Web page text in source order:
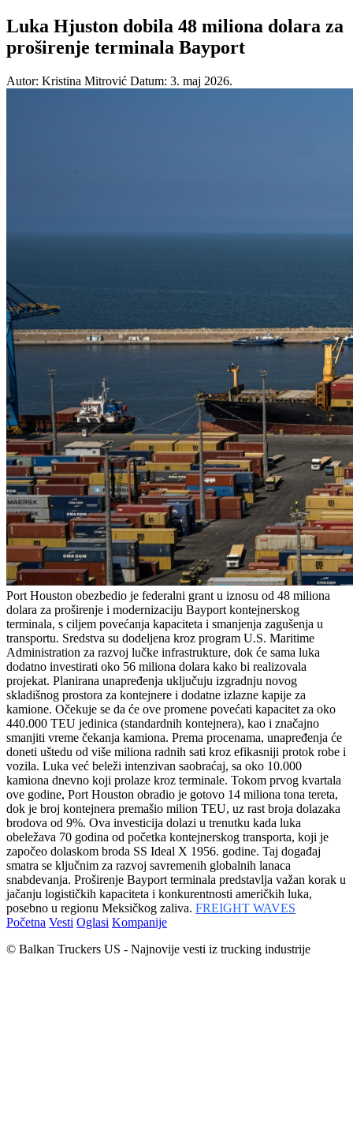
Luka Hjuston dobila 48 miliona dolara za
proširenje terminala Bayport
Autor: Kristina Mitrović Datum: 3. maj 2026.
Port Houston obezbedio je federalni grant u iznosu od 48 miliona
dolara za proširenje i modernizaciju Bayport kontejnerskog
terminala, s ciljem povećanja kapaciteta i smanjenja zagušenja u
transportu. Sredstva su dodeljena kroz program U.S. Maritime
Administration za razvoj lučke infrastrukture, dok će sama luka
dodatno investirati oko 56 miliona dolara kako bi realizovala
projekat. Planirana unapređenja uključuju izgradnju novog
skladišnog prostora za kontejnere i dodatne izlazne kapije za
kamione. Očekuje se da će ove promene povećati kapacitet za oko
440.000 TEU jedinica (standardnih kontejnera), kao i značajno
smanjiti vreme čekanja kamiona. Prema procenama, unapređenja će
doneti uštedu od više miliona radnih sati kroz efikasniji protok robe i
vozila. Luka već beleži intenzivan saobraćaj, sa oko 10.000
kamiona dnevno koji prolaze kroz terminale. Tokom prvog kvartala
ove godine, Port Houston obradio je gotovo 14 miliona tona tereta,
dok je broj kontejnera premašio milion TEU, uz rast broja dolazaka
brodova od 9%. Ova investicija dolazi u trenutku kada luka
obeležava 70 godina od početka kontejnerskog transporta, koji je
započeo dolaskom broda SS Ideal X 1956. godine. Taj događaj
smatra se ključnim za razvoj savremenih globalnih lanaca
snabdevanja. Proširenje Bayport terminala predstavlja važan korak u
jačanju logističkih kapaciteta i konkurentnosti američkih luka,
posebno u regionu Meksičkog zaliva. FREIGHT WAVES
Početna Vesti Oglasi Kompanije
© Balkan Truckers US - Najnovije vesti iz trucking industrije